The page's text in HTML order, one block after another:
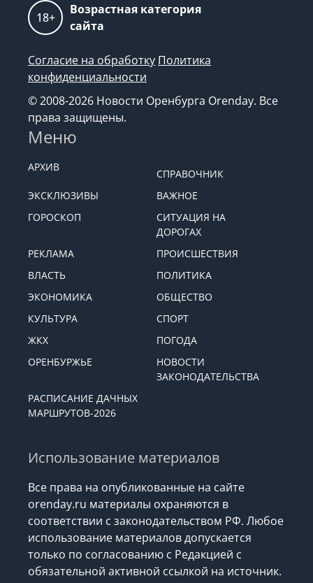
18+
Возрастная категория
сайта
Согласие на обработку Политика
конфиденциальности
© 2008-2026 Новости Оренбурга Orenday. Все
права защищены.
Меню
АРХИВ
СПРАВОЧНИК
ЭКСКЛЮЗИВЫ
ВАЖНОЕ
ГОРОСКОП
СИТУАЦИЯ НА
ДОРОГАХ
РЕКЛАМА
ПРОИСШЕСТВИЯ
ВЛАСТЬ
ПОЛИТИКА
ЭКОНОМИКА
ОБЩЕСТВО
КУЛЬТУРА
СПОРТ
ЖКХ
ПОГОДА
ОРЕНБУРЖЬЕ
НОВОСТИ
ЗАКОНОДАТЕЛЬСТВА
РАСПИСАНИЕ ДАЧНЫХ
МАРШРУТОВ-2026
Использование материалов
Все права на опубликованные на сайте
orenday.ru материалы охраняются в
соответствии с законодательством РФ. Любое
использование материалов допускается
только по согласованию с Редакцией с
обязательной активной ссылкой на источник.